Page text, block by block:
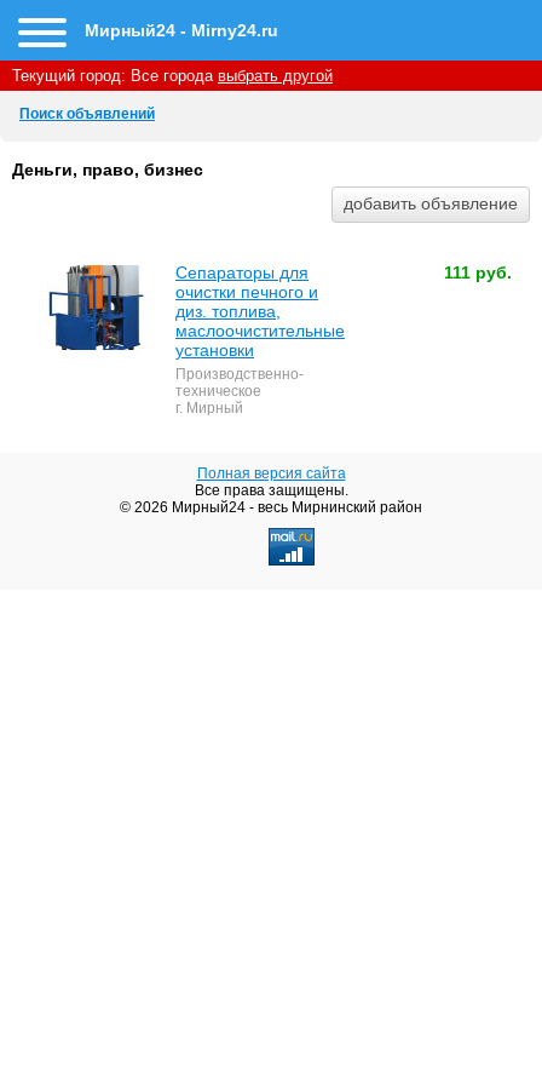
Мирный24 - Mirny24.ru
Текущий город: Все города выбрать другой
Поиск объявлений
Деньги, право, бизнес
Сепараторы для
очистки печного и
диз. топлива,
маслоочистительные
установки
Производственно-
техническое
г. Мирный
111 руб.
Полная версия сайта
Все права защищены.
© 2026 Мирный24 - весь Мирнинский район